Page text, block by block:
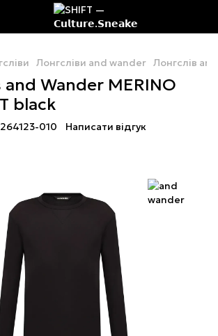
Лонгсліви and wander Лонгслів
and Wander MERINO
black
010 Написати відгук